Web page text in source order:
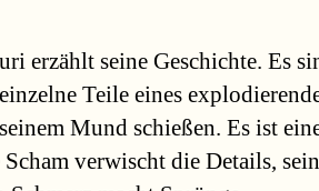
uri erzählt seine Geschichte. Es
einzelne Teile eines
seinem Mund schießen. Es ist
Scham verwischt die Details,